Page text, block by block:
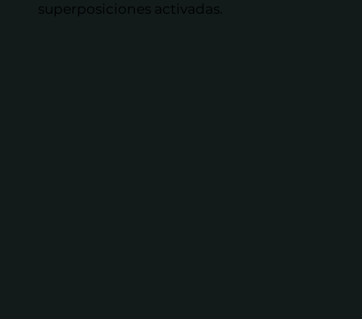
superposiciones activadas.